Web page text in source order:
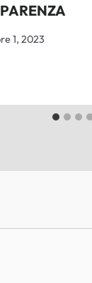
1, 2023